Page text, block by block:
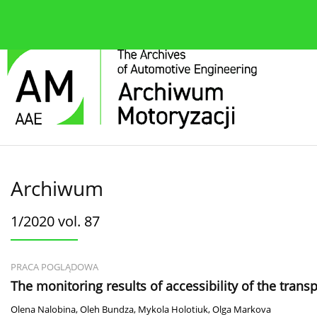
Archiwum
1/2020 vol. 87
PRACA POGLĄDOWA
The monitoring results of accessibility of the
Olena Nalobina,Oleh Bundza, Mykola Holotiuk,Olga Markova